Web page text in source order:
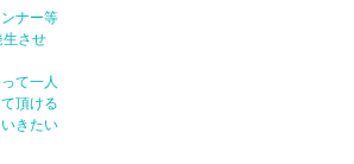
ナー等
生させ
て一人
頂ける
きたい